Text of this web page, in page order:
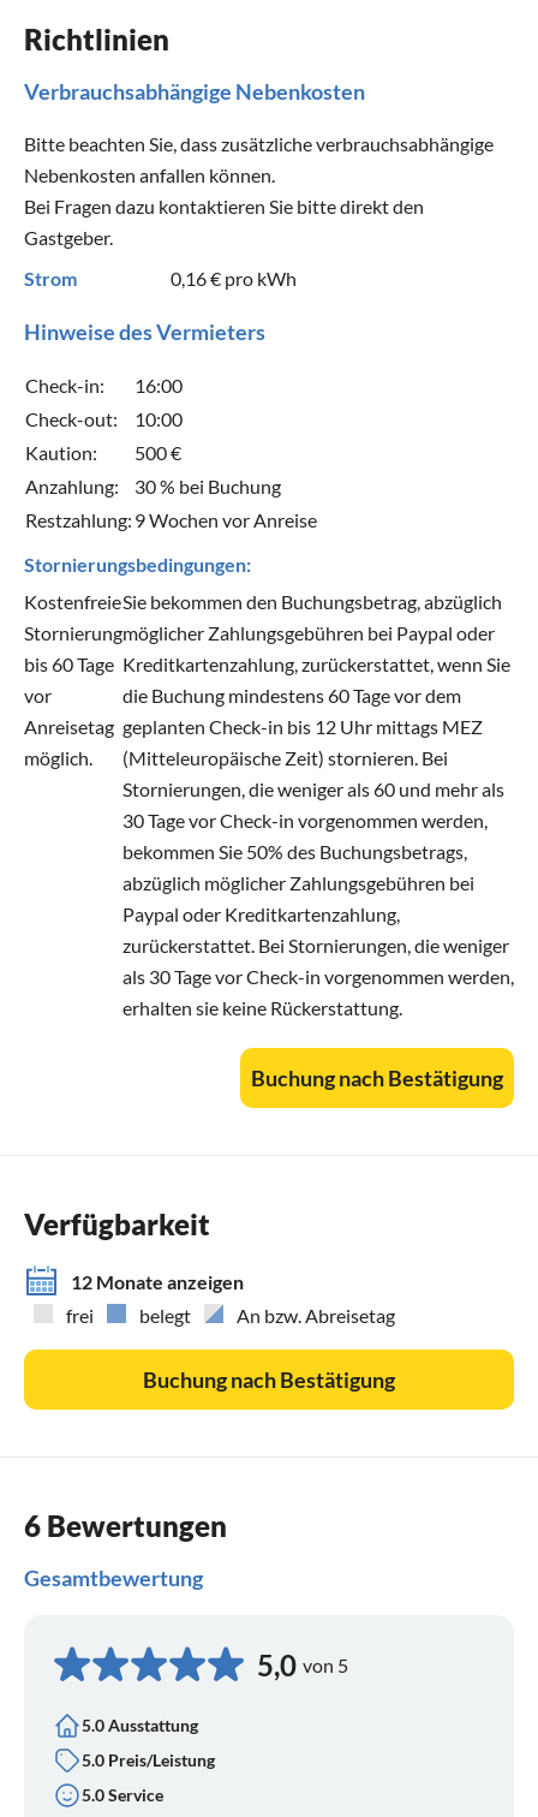
Richtlinien
Verbrauchsabhängige Nebenkosten
Bitte beachten Sie, dass zusätzliche verbrauchsabhängige
Nebenkosten anfallen können.
Bei Fragen dazu kontaktieren Sie bitte direkt den
Gastgeber.
Strom
0,16 € pro kWh
Hinweise des Vermieters
Check-in:
16:00
Check-out:
10:00
Kaution:
500 €
Anzahlung:
30 % bei Buchung
Restzahlung: 9 Wochen vor Anreise
Stornierungsbedingungen:
Kostenfreie
Stornierung
bis 60 Tage
vor
Anreisetag
möglich.
Sie bekommen den Buchungsbetrag, abzüglich
möglicher Zahlungsgebühren bei Paypal oder
Kreditkartenzahlung, zurückerstattet, wenn Sie
die Buchung mindestens 60 Tage vor dem
geplanten Check-in bis 12 Uhr mittags MEZ
(Mitteleuropäische Zeit) stornieren. Bei
Stornierungen, die weniger als 60 und mehr als
30 Tage vor Check-in vorgenommen werden,
bekommen Sie 50% des Buchungsbetrags,
abzüglich möglicher Zahlungsgebühren bei
Paypal oder Kreditkartenzahlung,
zurückerstattet. Bei Stornierungen, die weniger
als 30 Tage vor Check-in vorgenommen werden,
erhalten sie keine Rückerstattung.
Buchung nach Bestätigung
Verfügbarkeit
12 Monate anzeigen
frei
belegt An bzw. Abreisetag
Buchung nach Bestätigung
6 Bewertungen
Gesamtbewertung
5,0 von 5
5.0 Ausstattung
5.0 Preis/Leistung
5.0 Service